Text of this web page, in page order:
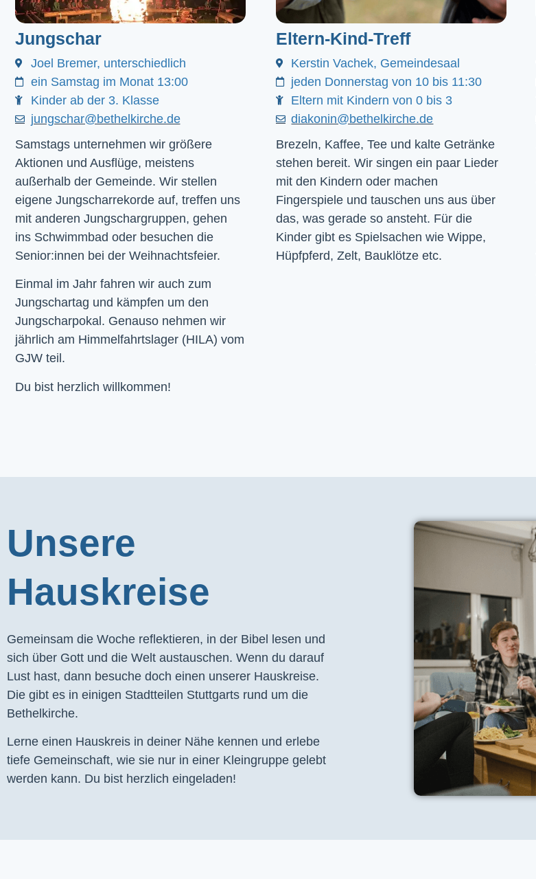
Jungschar
Joel Bremer, unterschiedlich
ein Samstag im Monat 13:00
Kinder ab der 3. Klasse
jungschar@bethelkirche.de
Samstags unternehmen wir größere
Aktionen und Ausflüge, meistens
außerhalb der Gemeinde. Wir stellen
eigene Jungscharrekorde auf, treffen uns
mit anderen Jungschargruppen, gehen
ins Schwimmbad oder besuchen die
Senior:innen bei der Weihnachtsfeier.
Einmal im Jahr fahren wir auch zum
Jungschartag und kämpfen um den
Jungscharpokal. Genauso nehmen wir
jährlich am Himmelfahrtslager (HILA) vom
GJW teil.
Du bist herzlich willkommen!
Eltern-Kind-Treff
Kerstin Vachek, Gemeindesaal
jeden Donnerstag von 10 bis 11:30
Eltern mit Kindern von 0 bis 3
diakonin@bethelkirche.de
Brezeln, Kaffee, Tee und kalte Getränke
stehen bereit. Wir singen ein paar Lieder
mit den Kindern oder machen
Fingerspiele und tauschen uns aus über
das, was gerade so ansteht. Für die
Kinder gibt es Spielsachen wie Wippe,
Hüpfpferd, Zelt, Bauklötze etc.
Unsere
Hauskreise
Gemeinsam die Woche reflektieren, in der Bibel lesen und
sich über Gott und die Welt austauschen. Wenn du darauf
Lust hast, dann besuche doch einen unserer Hauskreise.
Die gibt es in einigen Stadtteilen Stuttgarts rund um die
Bethelkirche.
Lerne einen Hauskreis in deiner Nähe kennen und erlebe
tiefe Gemeinschaft, wie sie nur in einer Kleingruppe gelebt
werden kann. Du bist herzlich eingeladen!